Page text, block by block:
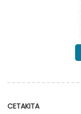
CETAKITA